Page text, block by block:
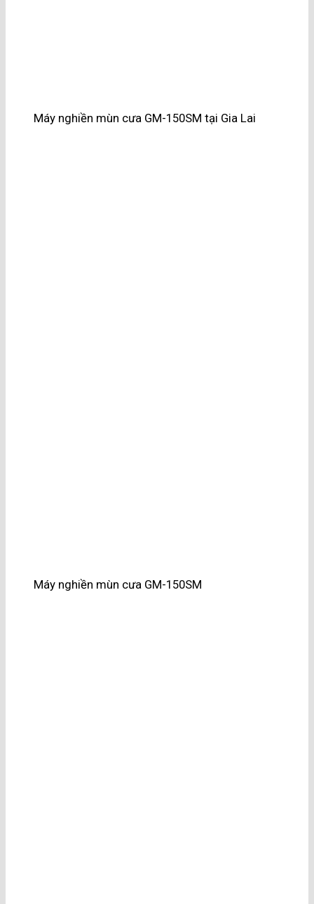
Máy nghiền mùn cưa GM-150SM tại Gia Lai
Máy nghiền mùn cưa GM-150SM